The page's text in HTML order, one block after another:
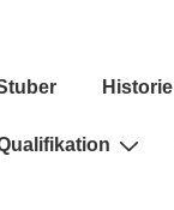
Historie